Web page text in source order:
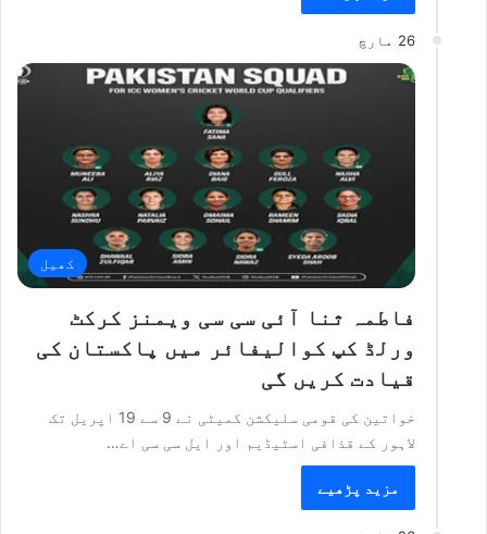
26 مارچ
کھیل
فاطمہ ثنا آئی سی سی ویمنز کرکٹ
ورلڈ کپ کوالیفائر میں پاکستان کی
قیادت کریں گی
خواتین کی قومی سلیکشن کمیٹی نے 9 سے 19 اپریل تک
لاہور کے قذافی اسٹیڈیم اور ایل سی سی اے…
مزید پڑھیے